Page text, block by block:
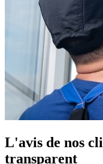
L'avis de nos
transparent